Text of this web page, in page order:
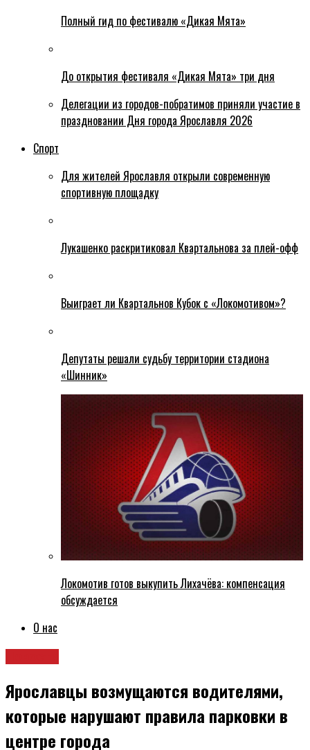
Полный гид по фестивалю «Дикая Мята»
До открытия фестиваля «Дикая Мята» три дня
Делегации из городов-побратимов приняли участие в
праздновании Дня города Ярославля 2026
Спорт
Для жителей Ярославля открыли современную
спортивную площадку
Лукашенко раскритиковал Квартальнова за плей-офф
Выиграет ли Квартальнов Кубок с «Локомотивом»?
Депутаты решали судьбу территории стадиона
«Шинник»
Локомотив готов выкупить Лихачёва: компенсация
обсуждается
О нас
Ярославцы возмущаются водителями,
которые нарушают правила парковки в
центре города